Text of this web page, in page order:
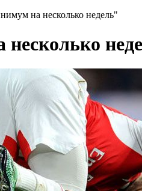
на несколько недель"